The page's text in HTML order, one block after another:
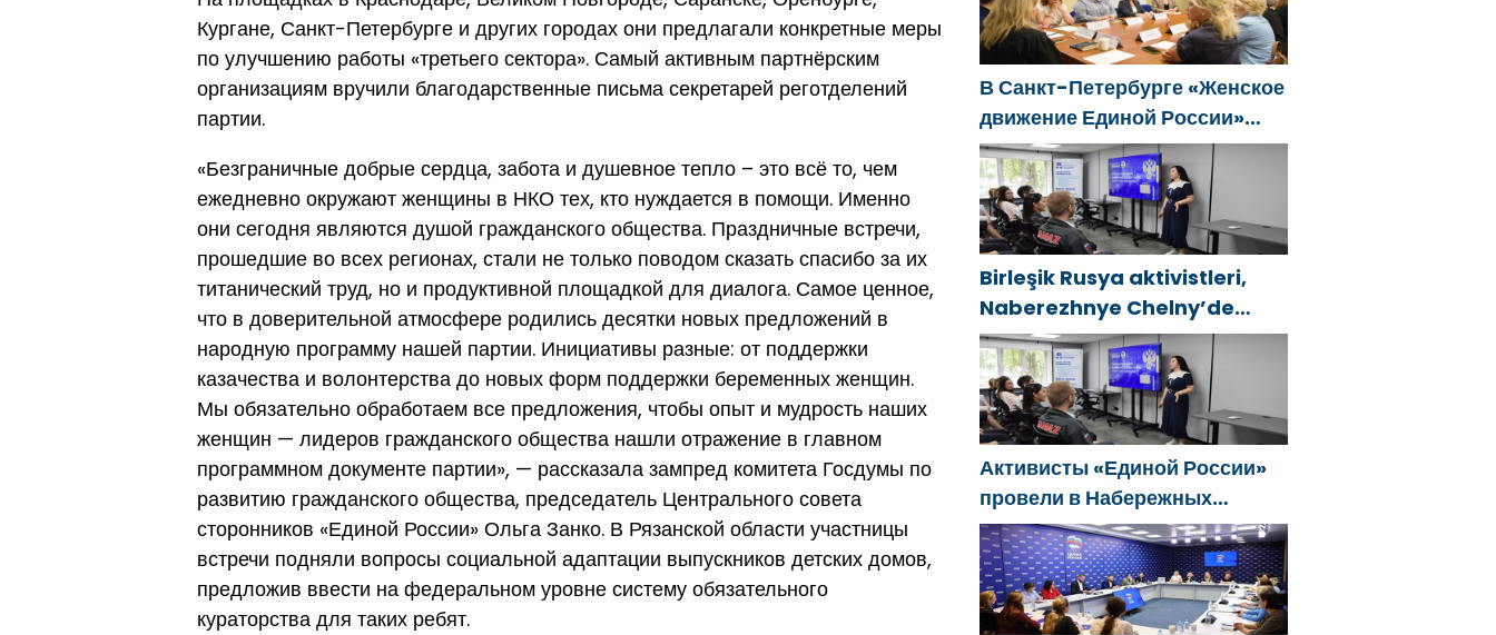
Кургане, Санкт-Петербурге и других городах они предлагали конкретные меры
по улучшению работы «третьего сектора». Самый активным партнёрским
организациям вручили благодарственные письма секретарей реготделений
партии.
«Безграничные добрые сердца, забота и душевное тепло – это всё то, чем
ежедневно окружают женщины в НКО тех, кто нуждается в помощи. Именно
они сегодня являются душой гражданского общества. Праздничные встречи,
прошедшие во всех регионах, стали не только поводом сказать спасибо за их
титанический труд, но и продуктивной площадкой для диалога. Самое ценное,
что в доверительной атмосфере родились десятки новых предложений в
народную программу нашей партии. Инициативы разные: от поддержки
казачества и волонтерства до новых форм поддержки беременных женщин.
Мы обязательно обработаем все предложения, чтобы опыт и мудрость наших
женщин — лидеров гражданского общества нашли отражение в главном
программном документе партии», — рассказала зампред комитета Госдумы по
развитию гражданского общества, председатель Центрального совета
сторонников «Единой России» Ольга Занко. В Рязанской области участницы
встречи подняли вопросы социальной адаптации выпускников детских домов,
предложив ввести на федеральном уровне систему обязательного
кураторства для таких ребят.
geliştirilmesi için öneriler
hazırladı
В Санкт-Петербурге «Женское
движение Единой России»
сформировало предложения
по развитию городских
программ поддержки женщин
Birleşik Rusya aktivistleri,
Naberezhnye Chelny’de
genç KAMAZ uzmanları için
eğitim etkinlikleri düzenledi
Активисты «Единой России»
провели в Набережных
Челнах просветительские
мероприятия для молодых
специалистов КАМАЗа